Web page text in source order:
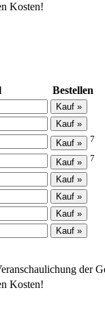
Kosten!
Bestellen
7
7
der
Kosten!